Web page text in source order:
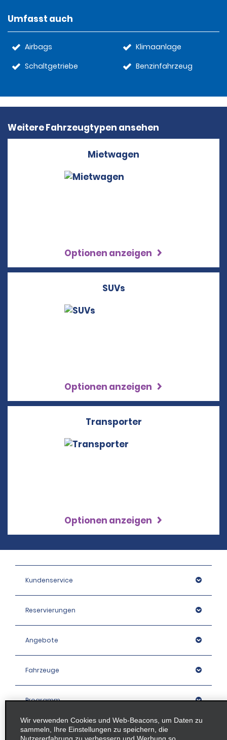
Umfasst auch
Airbags
Schaltgetriebe
Klimaanlage
Benzinfahrzeug
Weitere Fahrzeugtypen ansehen
Mietwagen
Optionen anzeigen
SUVs
Optionen anzeigen
Transporter
Optionen anzeigen
Kundenservice
Reservierungen
Angebote
Fahrzeuge
Programm
Unternehmen
Wir verwenden Cookies und Web-Beacons, um Daten zu
sammeln, Ihre Einstellungen zu speichern, die